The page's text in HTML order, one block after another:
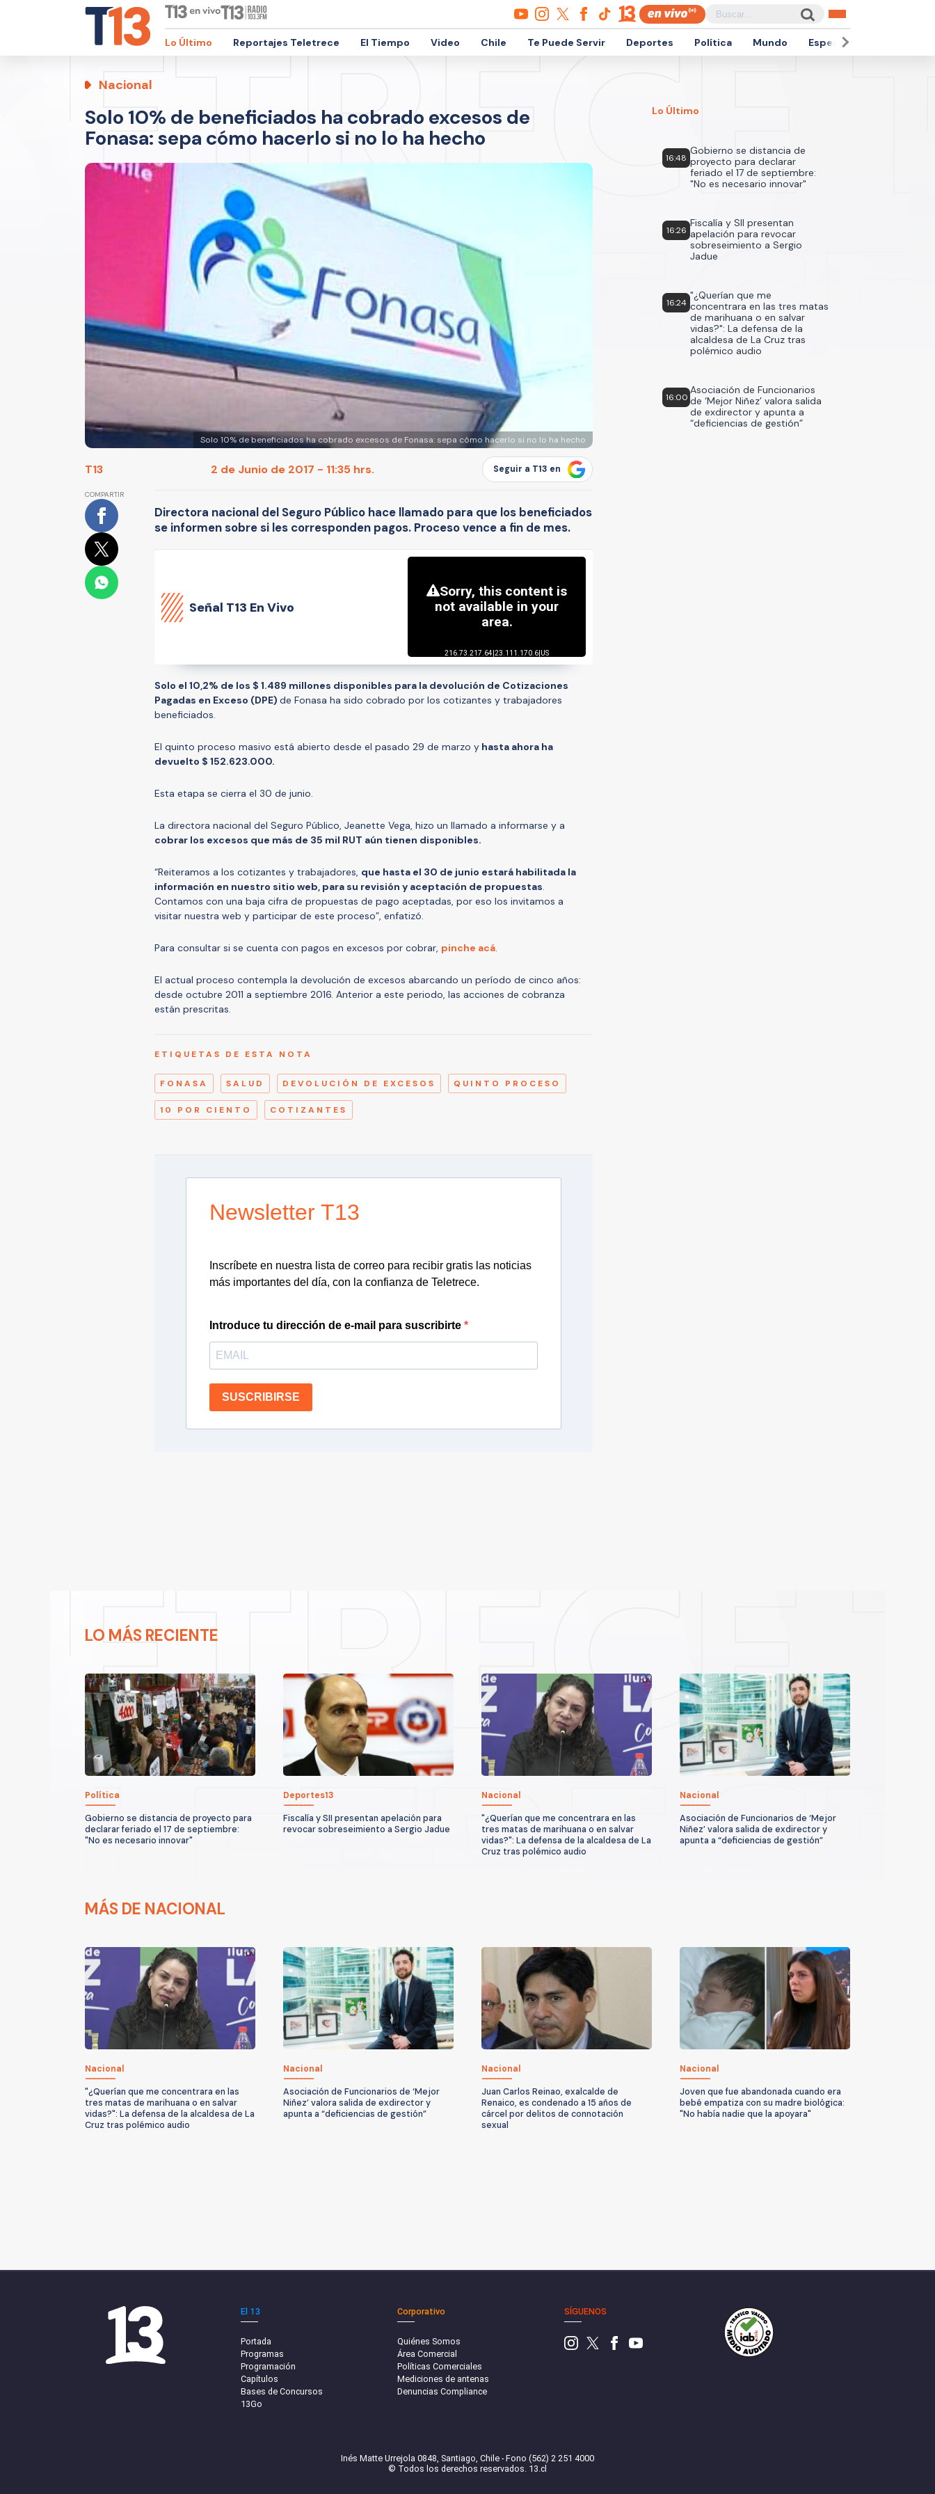
Lo Último Reportajes Teletrece El Tiempo Video Chile Te Puede Servir Deportes Política Mundo Espectáculos
Nacional
Solo 10% de beneficiados ha cobrado excesos de
Fonasa: sepa cómo hacerlo si no lo ha hecho
Solo 10% de beneficiados ha cobrado excesos de Fonasa: sepa cómo hacerlo si no lo ha hecho
T13 2 de Junio de 2017 - 11:35 hrs. Seguir a T13 en
COMPARTIR
Directora nacional del Seguro Público hace llamado para que los beneficiados
se informen sobre si les corresponden pagos. Proceso vence a fin de mes.
Señal T13 En Vivo
Solo el 10,2% de los $ 1.489 millones disponibles para la devolución de Cotizaciones
Pagadas en Exceso (DPE) de Fonasa ha sido cobrado por los cotizantes y trabajadores
beneficiados.
El quinto proceso masivo está abierto desde el pasado 29 de marzo y hasta ahora ha
devuelto $ 152.623.000.
Esta etapa se cierra el 30 de junio.
La directora nacional del Seguro Público, Jeanette Vega, hizo un llamado a informarse y a
cobrar los excesos que más de 35 mil RUT aún tienen disponibles.
“Reiteramos a los cotizantes y trabajadores, que hasta el 30 de junio estará habilitada la
información en nuestro sitio web, para su revisión y aceptación de propuestas.
Contamos con una baja cifra de propuestas de pago aceptadas, por eso los invitamos a
visitar nuestra web y participar de este proceso”, enfatizó.
Para consultar si se cuenta con pagos en excesos por cobrar, pinche acá.
El actual proceso contempla la devolución de excesos abarcando un período de cinco años:
desde octubre 2011 a septiembre 2016. Anterior a este periodo, las acciones de cobranza
están prescritas.
ETIQUETAS DE ESTA NOTA
FONASA SALUD DEVOLUCIÓN DE EXCESOS QUINTO PROCESO
10 POR CIENTO COTIZANTES
Newsletter T13
Inscríbete en nuestra lista de correo para recibir gratis las noticias
más importantes del día, con la confianza de Teletrece.
Introduce tu dirección de e-mail para suscribirte
SUSCRIBIRSE
Lo Último
16:48
Gobierno se distancia de
proyecto para declarar
feriado el 17 de septiembre:
"No es necesario innovar"
16:26
Fiscalía y SII presentan
apelación para revocar
sobreseimiento a Sergio
Jadue
16:24
"¿Querían que me
concentrara en las tres matas
de marihuana o en salvar
vidas?": La defensa de la
alcaldesa de La Cruz tras
polémico audio
16:00
Asociación de Funcionarios
de ‘Mejor Niñez’ valora salida
de exdirector y apunta a
“deficiencias de gestión”
LO MÁS RECIENTE
Política
Gobierno se distancia de proyecto para
declarar feriado el 17 de septiembre:
"No es necesario innovar"
Deportes13
Fiscalía y SII presentan apelación para
revocar sobreseimiento a Sergio Jadue
Nacional
"¿Querían que me concentrara en las
tres matas de marihuana o en salvar
vidas?": La defensa de la alcaldesa de La
Cruz tras polémico audio
Nacional
Asociación de Funcionarios de ‘Mejor
Niñez’ valora salida de exdirector y
apunta a “deficiencias de gestión”
MÁS DE NACIONAL
Nacional
"¿Querían que me concentrara en las
tres matas de marihuana o en salvar
vidas?": La defensa de la alcaldesa de La
Cruz tras polémico audio
Nacional
Asociación de Funcionarios de ‘Mejor
Niñez’ valora salida de exdirector y
apunta a “deficiencias de gestión”
Nacional
Juan Carlos Reinao, exalcalde de
Renaico, es condenado a 15 años de
cárcel por delitos de connotación
sexual
Nacional
Joven que fue abandonada cuando era
bebé empatiza con su madre biológica:
"No había nadie que la apoyara"
El 13
Portada
Programas
Programación
Capítulos
Bases de Concursos
13Go
Corporativo
Quiénes Somos
Área Comercial
Políticas Comerciales
Mediciones de antenas
Denuncias Compliance
SÍGUENOS
Inés Matte Urrejola 0848, Santiago, Chile - Fono (562) 2 251 4000
© Todos los derechos reservados. 13.cl